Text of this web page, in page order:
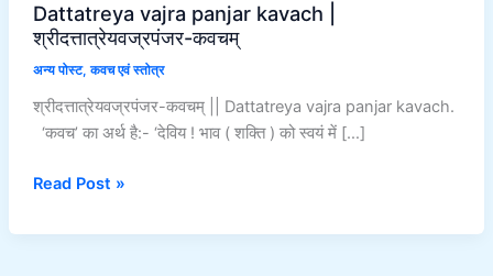
Dattatreya vajra panjar kavach |
श्रीदत्तात्रेयवज्रपंजर-कवचम्
अन्य पोस्ट,कवच एवं स्तोत्र
श्रीदत्तात्रेयवज्रपंजर-कवचम् || Dattatreya vajra panjar kavach.
‘कवच’ का अर्थ है:- ‘देविय ! भाव ( शक्ति ) को स्वयं में […]
Read Post »